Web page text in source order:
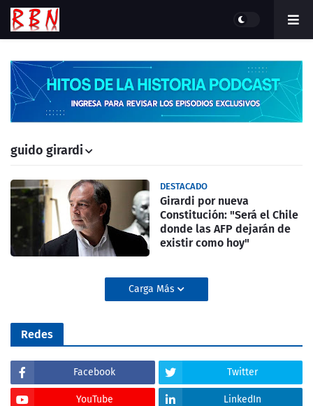
guido girardi
DESTACADO
Girardi por nueva
Constitución: "Será el Chile
donde las AFP dejarán de
existir como hoy"
Carga Más
Redes
Facebook Twitter
YouTube LinkedIn